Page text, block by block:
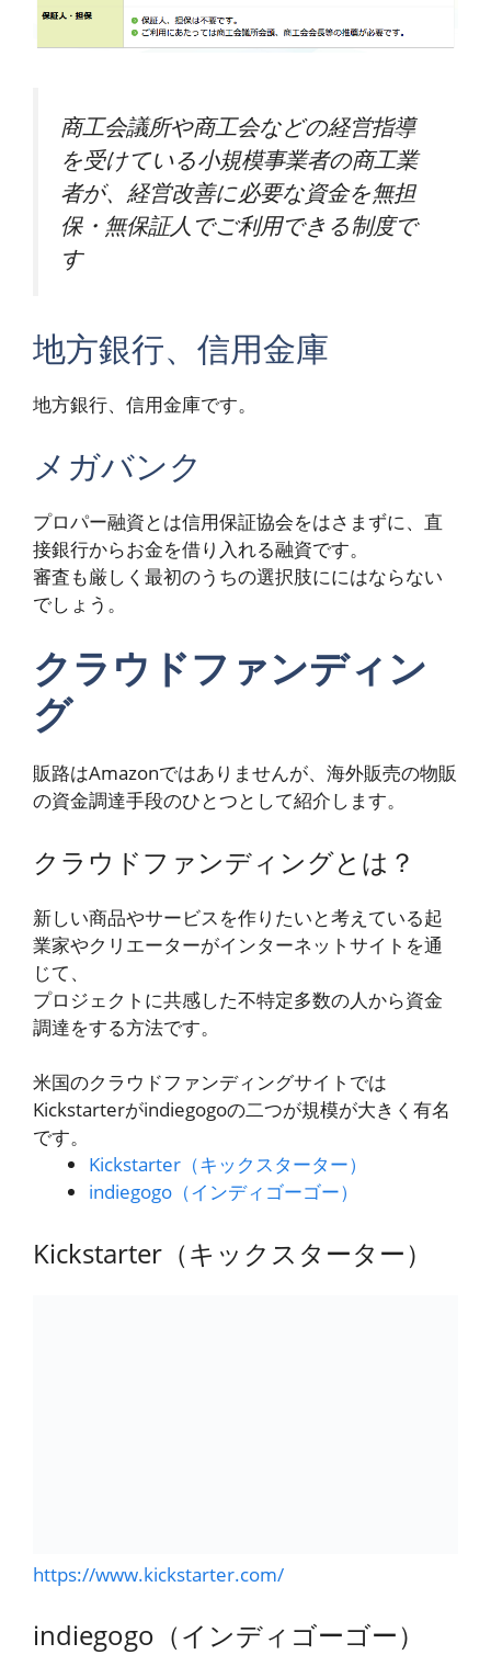
商工会議所や商工会などの経営指導
を受けている小規模事業者の商工業
者が、経営改善に必要な資金を無担
保・無保証人でご利用できる制度で
す
地方銀行、信用金庫
地方銀行、信用金庫です。
メガバンク
プロパー融資とは信用保証協会をはさまずに、直
接銀行からお金を借り入れる融資です。
審査も厳しく最初のうちの選択肢ににはならない
でしょう。
クラウドファンディン
グ
販路はAmazonではありませんが、海外販売の物販
の資金調達手段のひとつとして紹介します。
クラウドファンディングとは？
新しい商品やサービスを作りたいと考えている起
業家やクリエーターがインターネットサイトを通
じて、
プロジェクトに共感した不特定多数の人から資金
調達をする方法です。
米国のクラウドファンディングサイトでは
Kickstarterがindiegogoの二つが規模が大きく有名
です。
Kickstarter（キックスターター）
indiegogo（インディゴーゴー）
Kickstarter（キックスターター）
https://www.kickstarter.com/
indiegogo（インディゴーゴー）